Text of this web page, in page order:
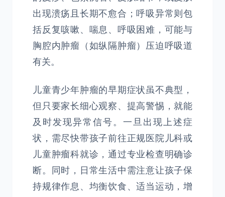
出现溃疡且长期不愈合；呼吸异常则包
括反复咳嗽、喘息、呼吸困难，可能与
胸腔内肿瘤（如纵隔肿瘤）压迫呼吸道
有关。
儿童青少年肿瘤的早期症状虽不典型，
但只要家长细心观察、提高警惕，就能
及时发现异常信号。一旦出现上述症
状，需尽快带孩子前往正规医院儿科或
儿童肿瘤科就诊，通过专业检查明确诊
断。同时，日常生活中需注意让孩子保
持规律作息、均衡饮食、适当运动，增